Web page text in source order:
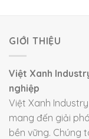
GIỚI THIỆU
Việt Xanh
nghiệp
Việt Xanh
mang đến giải
bền vững. Chúng